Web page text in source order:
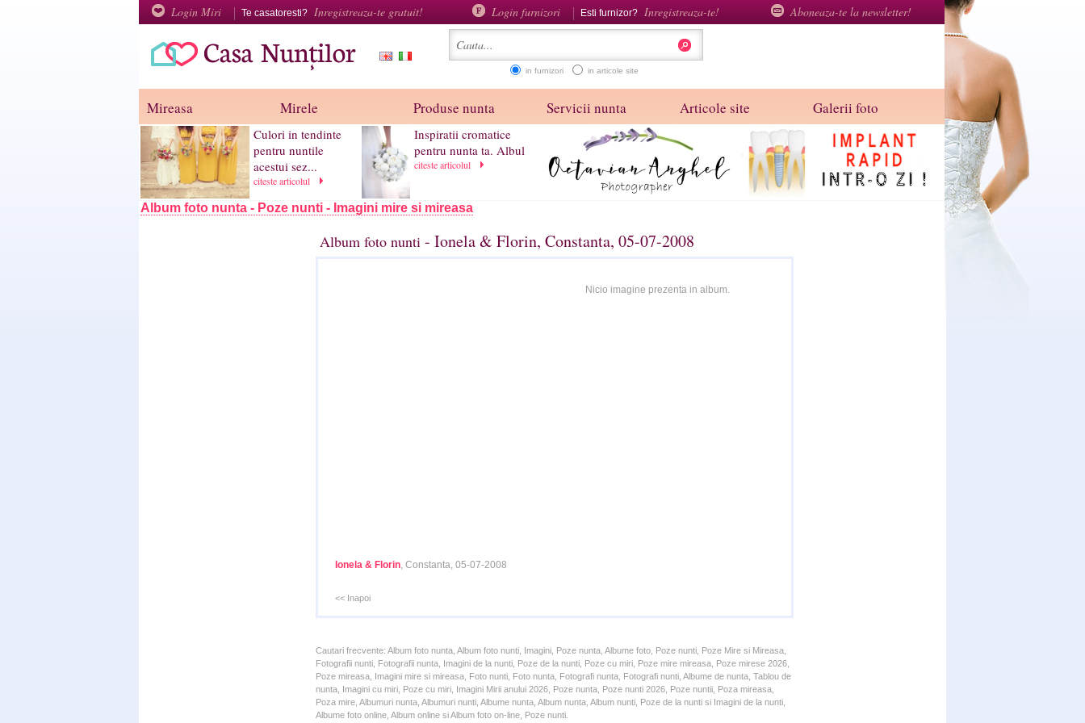
Login Miri Te casatoresti? Inregistreaza-te gratuit! Login furnizori Esti furnizor? Inregistreaza-te! Aboneaza-te la newsletter!
in furnizori in articole site
Mireasa Mirele Produse nunta Servicii nunta Articole site Galerii foto
Culori in tendinte
pentru nuntile
acestui sez...
citeste articolul
Inspiratii cromatice
pentru nunta ta. Albul
citeste articolul
Album foto nunta - Poze nunti - Imagini mire si mireasa
Album foto nunti - Ionela & Florin, Constanta, 05-07-2008
Nicio imagine prezenta in album.
Ionela & Florin, Constanta, 05-07-2008
<< Inapoi
Cautari frecvente: Album foto nunta, Album foto nunti, Imagini, Poze nunta, Albume foto, Poze nunti, Poze Mire si Mireasa,
Fotografii nunti, Fotografii nunta, Imagini de la nunti, Poze de la nunti, Poze cu miri, Poze mire mireasa, Poze mirese 2026,
Poze mireasa, Imagini mire si mireasa, Foto nunti, Foto nunta, Fotografi nunta, Fotografi nunti, Albume de nunta, Tablou de
nunta, Imagini cu miri, Poze cu miri, Imagini Mirii anului 2026, Poze nunta, Poze nunti 2026, Poze nuntii, Poza mireasa,
Poza mire, Albumuri nunta, Albumuri nunti, Albume nunta, Album nunta, Album nunti, Poze de la nunti si Imagini de la nunti,
Albume foto online, Album online si Album foto on-line, Poze nunti.